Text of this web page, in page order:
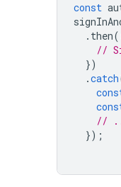
const
. then
//
})
.catch
//
});